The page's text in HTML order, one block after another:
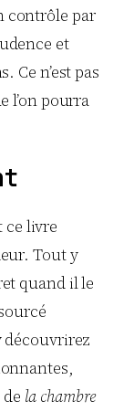
contrôle par
et
Ce n’est pas
l’on pourra
ce livre
Tout y
quand il le
la chambre